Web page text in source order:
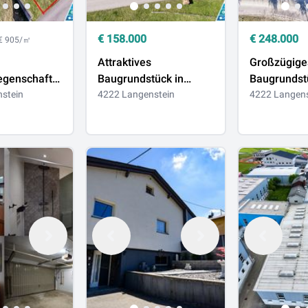
905/㎡
auf
€ 158.000
Attraktives
Baugrundstück in
Langenstein – flexible
4222 Langenstein
€ 248.000
4222